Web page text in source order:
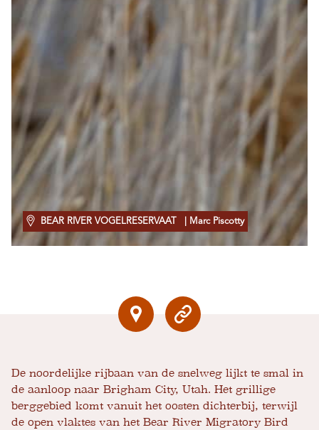
BEAR RIVER VOGELRESERVAAT | Marc Piscotty
De noordelijke rijbaan van de snelweg lijkt te smal in
de aanloop naar Brigham City, Utah. Het grillige
berggebied komt vanuit het oosten dichterbij, terwijl
de open vlaktes van het Bear River Migratory Bird